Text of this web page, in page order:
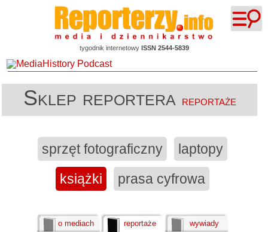
tygodnik internetowy ISSN 2544-5839
Sklep reportera reportaże
sprzęt fotograficzny
laptopy
książki
prasa cyfrowa
o mediach reportaże wywiady